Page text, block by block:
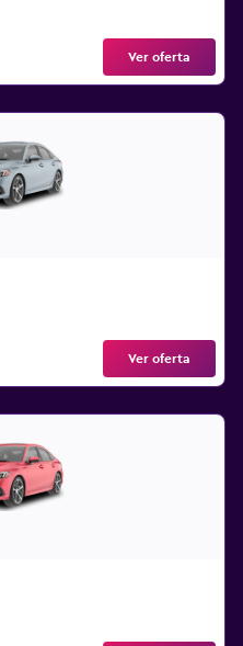
Ver oferta
Ver oferta